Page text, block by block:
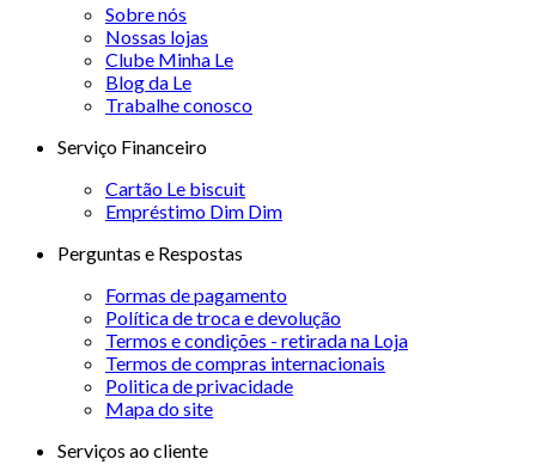
Sobre nós
Nossas lojas
Clube Minha Le
Blog da Le
Trabalhe conosco
Serviço Financeiro
Cartão Le biscuit
Empréstimo Dim Dim
Perguntas e Respostas
Formas de pagamento
Política de troca e devolução
Termos e condições - retirada na Loja
Termos de compras internacionais
Politica de privacidade
Mapa do site
Serviços ao cliente